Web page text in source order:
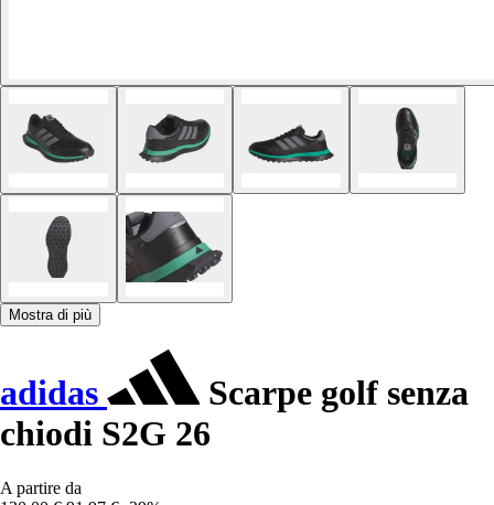
Mostra di più
adidas
Scarpe golf senza
chiodi S2G 26
A partire da